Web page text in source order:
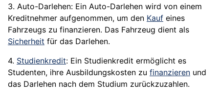
3. Auto-Darlehen: Ein Auto-Darlehen wird von einem
Kreditnehmer aufgenommen, um den Kauf eines
Fahrzeugs zu finanzieren. Das Fahrzeug dient als
Sicherheit für das Darlehen.
4. Studienkredit: Ein Studienkredit ermöglicht es
Studenten, ihre Ausbildungskosten zu finanzieren und
das Darlehen nach dem Studium zurückzuzahlen.